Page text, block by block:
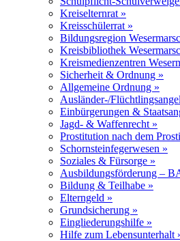
Kreiselternrat »
Kreisschülerrat »
Bildungsregion
Kreisbibliothek
Kreismedienzentren
Sicherheit & Ordnung »
Allgemeine Ordnung »
Ausländer-/
Einbürgerungen &
Jagd- & Waffenrecht »
Prostitution nach dem
Schornsteinfegerwesen »
Soziales & Fürsorge »
Ausbildungsförderung –
Bildung & Teilhabe »
Elterngeld »
Grundsicherung »
Eingliederungshilfe »
Hilfe zum Lebensunterhalt